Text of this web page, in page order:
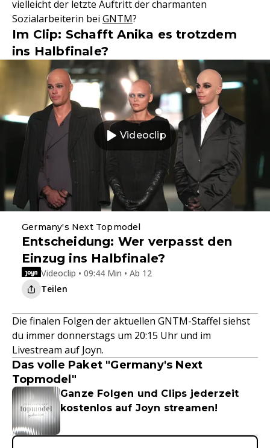
vielleicht der letzte Auftritt der charmanten
Sozialarbeiterin bei GNTM?
Im Clip: Schafft Anika es trotzdem
ins Halbfinale?
Videoclip
Germany's Next Topmodel
Entscheidung: Wer verpasst den
Einzug ins Halbfinale?
Videoclip • 09:44 Min • Ab 12
Teilen
Die finalen Folgen der aktuellen GNTM-Staffel siehst
du immer donnerstags um 20:15 Uhr und im
Livestream auf Joyn.
Das volle Paket "Germany's Next
Topmodel"
Ganze Folgen und Clips jederzeit
kostenlos auf Joyn streamen!